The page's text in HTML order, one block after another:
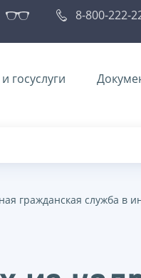
8-800-222-
госуслуги
гражданская служба в